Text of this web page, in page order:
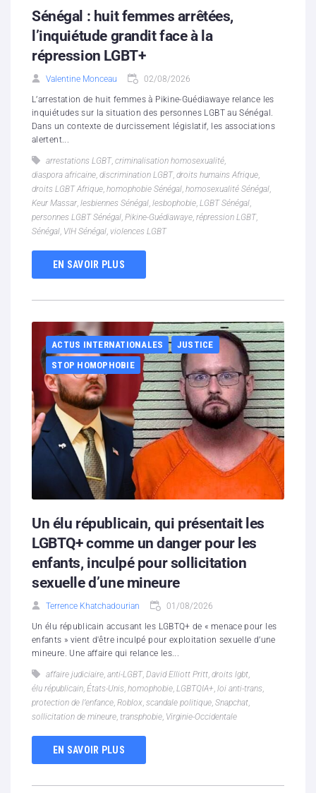
Sénégal : huit femmes arrêtées,
l’inquiétude grandit face à la
répression LGBT+
Valentine Monceau 02/08/2026
L’arrestation de huit femmes à Pikine-Guédiawaye relance les
inquiétudes sur la situation des personnes LGBT au Sénégal.
Dans un contexte de durcissement législatif, les associations
alertent...
arrestations LGBT, criminalisation homosexualité,
diaspora africaine, discrimination LGBT, droits humains Afrique,
droits LGBT Afrique, homophobie Sénégal, homosexualité Sénégal,
Keur Massar, lesbiennes Sénégal, lesbophobie, LGBT Sénégal,
personnes LGBT Sénégal, Pikine-Guédiawaye, répression LGBT,
Sénégal, VIH Sénégal, violences LGBT
EN SAVOIR PLUS
ACTUS INTERNATIONALES
JUSTICE
STOP HOMOPHOBIE
Un élu républicain, qui présentait les
LGBTQ+ comme un danger pour les
enfants, inculpé pour sollicitation
sexuelle d’une mineure
Terrence Khatchadourian 01/08/2026
Un élu républicain accusant les LGBTQ+ de « menace pour les
enfants » vient d'être inculpé pour exploitation sexuelle d’une
mineure. Une affaire qui relance les...
affaire judiciaire, anti-LGBT, David Elliott Pritt, droits lgbt,
élu républicain, États-Unis, homophobie, LGBTQIA+, loi anti-trans,
protection de l’enfance, Roblox, scandale politique, Snapchat,
sollicitation de mineure, transphobie, Virginie-Occidentale
EN SAVOIR PLUS